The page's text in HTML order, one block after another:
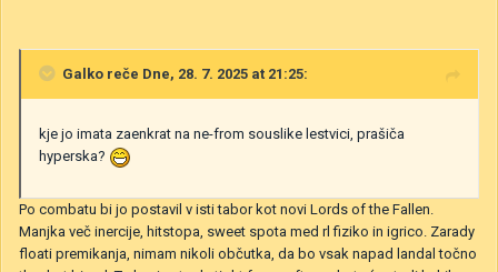
Galko reče Dne, 28. 7. 2025 at 21:25:
kje jo imata zaenkrat na ne-from souslike lestvici, prašiča
hyperska?
Po combatu bi jo postavil v isti tabor kot novi Lords of the Fallen.
Manjka več inercije, hitstopa, sweet spota med rl fiziko in igrico. Zarady
floati premikanja, nimam nikoli občutka, da bo vsak napad landal točno